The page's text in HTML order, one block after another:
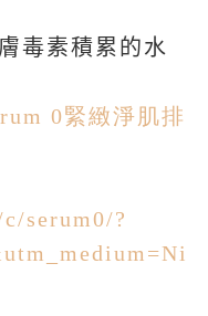
毒素積累的水
0緊緻淨肌排
serum0/?